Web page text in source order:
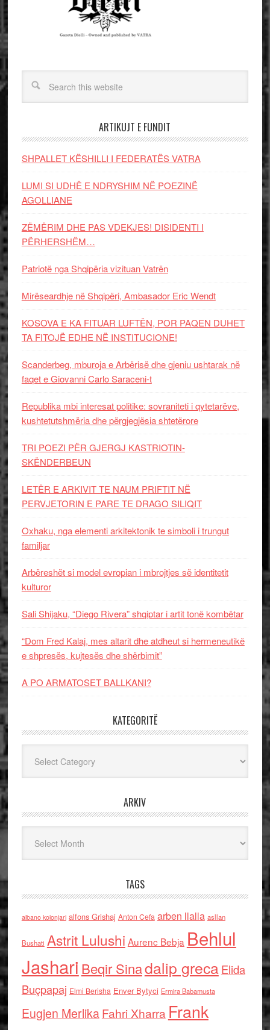
ARTIKUJT E FUNDIT
SHPALLET KËSHILLI I FEDERATËS VATRA
LUMI SI UDHË E NDRYSHIM NË POEZINË
AGOLLIANE
ZËMËRIM DHE PAS VDEKJES! DISIDENTI I
PËRHERSHËM…
Patriotë nga Shqipëria vizituan Vatrën
Mirëseardhje në Shqipëri, Ambasador Eric Wendt
KOSOVA E KA FITUAR LUFTËN, POR PAQEN DUHET
TA FITOJË EDHE NË INSTITUCIONE!
Scanderbeg, mburoja e Arbërisë dhe gjeniu ushtarak në
faqet e Giovanni Carlo Saraceni-t
Republika mbi interesat politike: sovraniteti i qytetarëve,
kushtetutshmëria dhe përgjegjësia shtetërore
TRI POEZI PËR GJERGJ KASTRIOTIN-
SKËNDERBEUN
LETËR E ARKIVIT TE NAUM PRIFTIT NË
PERVJETORIN E PARE TE DRAGO SILIQIT
Oxhaku, nga elementi arkitektonik te simboli i trungut
familjar
Arbëreshët si model evropian i mbrojtjes së identitetit
kulturor
Sali Shijaku, “Diego Rivera” shqiptar i artit tonë kombëtar
“Dom Fred Kalaj, mes altarit dhe atdheut si hermeneutikë
e shpresës, kujtesës dhe shërbimit”
A PO ARMATOSET BALLKANI?
KATEGORITË
ARKIV
TAGS
albano kolonjari alfons Grishaj Anton Cefa arben llalla asllan
Bushati Astrit Lulushi Aurenc Bebja Behlul
Jashari Beqir Sinadalip grecaElida
Buçpapaj Elmi Berisha Enver Bytyci Ermira Babamusta
Eugjen MerlikaFahri Xharra Frank